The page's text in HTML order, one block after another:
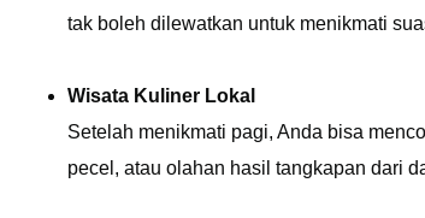
tak boleh dilewatkan untuk menikmati
Wisata Kuliner Lokal
Setelah menikmati pagi, Anda bisa
pecel, atau olahan hasil tangkapan dari